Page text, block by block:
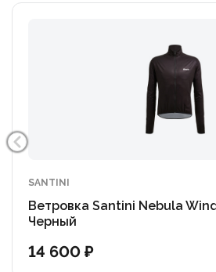
SANTINI
Ветровка Santini Nebula
Черный
14 600 ₽